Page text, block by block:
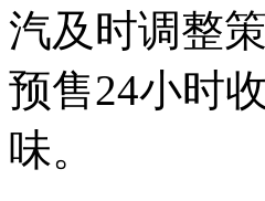
汽及时调整
预售24小时
味。